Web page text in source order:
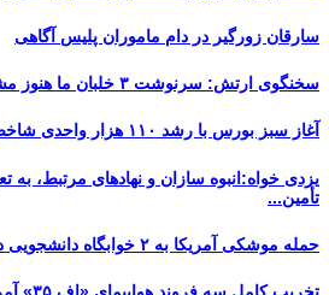
سارقان زورگیر در دام ماموران پلیس آگاهی
سخنگوی ارتش: سرنوشت ۳ خلبان ما هنوز مشخص نیست
آغاز سبز بورس با رشد ۱۱۰ هزار واحدی شاخص کل
یزدی خواه:انبوه سازان و نهادهای مرتبط، به
تأمین...
حمله موشکی آمریکا به ۲ خوابگاه دانشجویی در اهواز